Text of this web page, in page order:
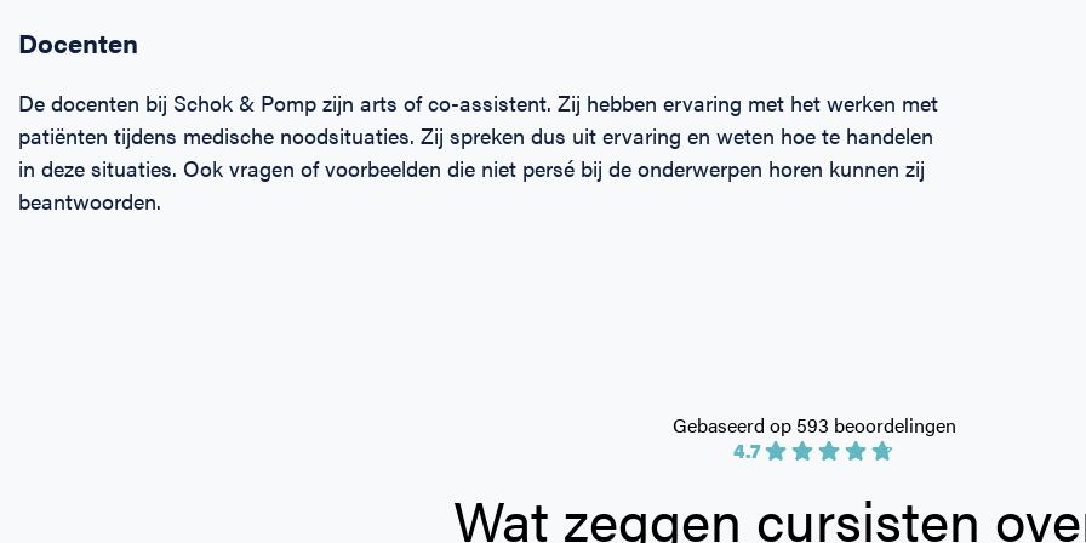
Docenten
De docenten bij Schok & Pomp zijn arts of co-assistent. Zij hebben ervaring met het werken met
patiënten tijdens medische noodsituaties. Zij spreken dus uit ervaring en weten hoe te handelen
in deze situaties. Ook vragen of voorbeelden die niet persé bij de onderwerpen horen kunnen zij
beantwoorden.
Wat zeggen cursisten
4.7
Gebaseerd op 593 beoordelingen